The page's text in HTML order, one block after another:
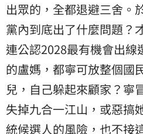
出眾的，全都退避三舍。
黨內到底出了什麼問題？
連公認2028最有機會出線
的盧媽，都寧可放整個國
兒，自己躲起來顧家？寧
失掉九合一江山，或惡搞
統候選人的風險，也不接